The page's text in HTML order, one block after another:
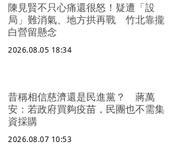
陳見賢不只心痛還很怒！疑遭「設
局」難消氣、地方拱再戰 竹北靠攏
白營留懸念
2026.08.05 18:34
昔稱相信慈濟還是民進黨？ 蔣萬
安：若政府買夠疫苗，民團也不需集
資採購
2026.08.07 10:53